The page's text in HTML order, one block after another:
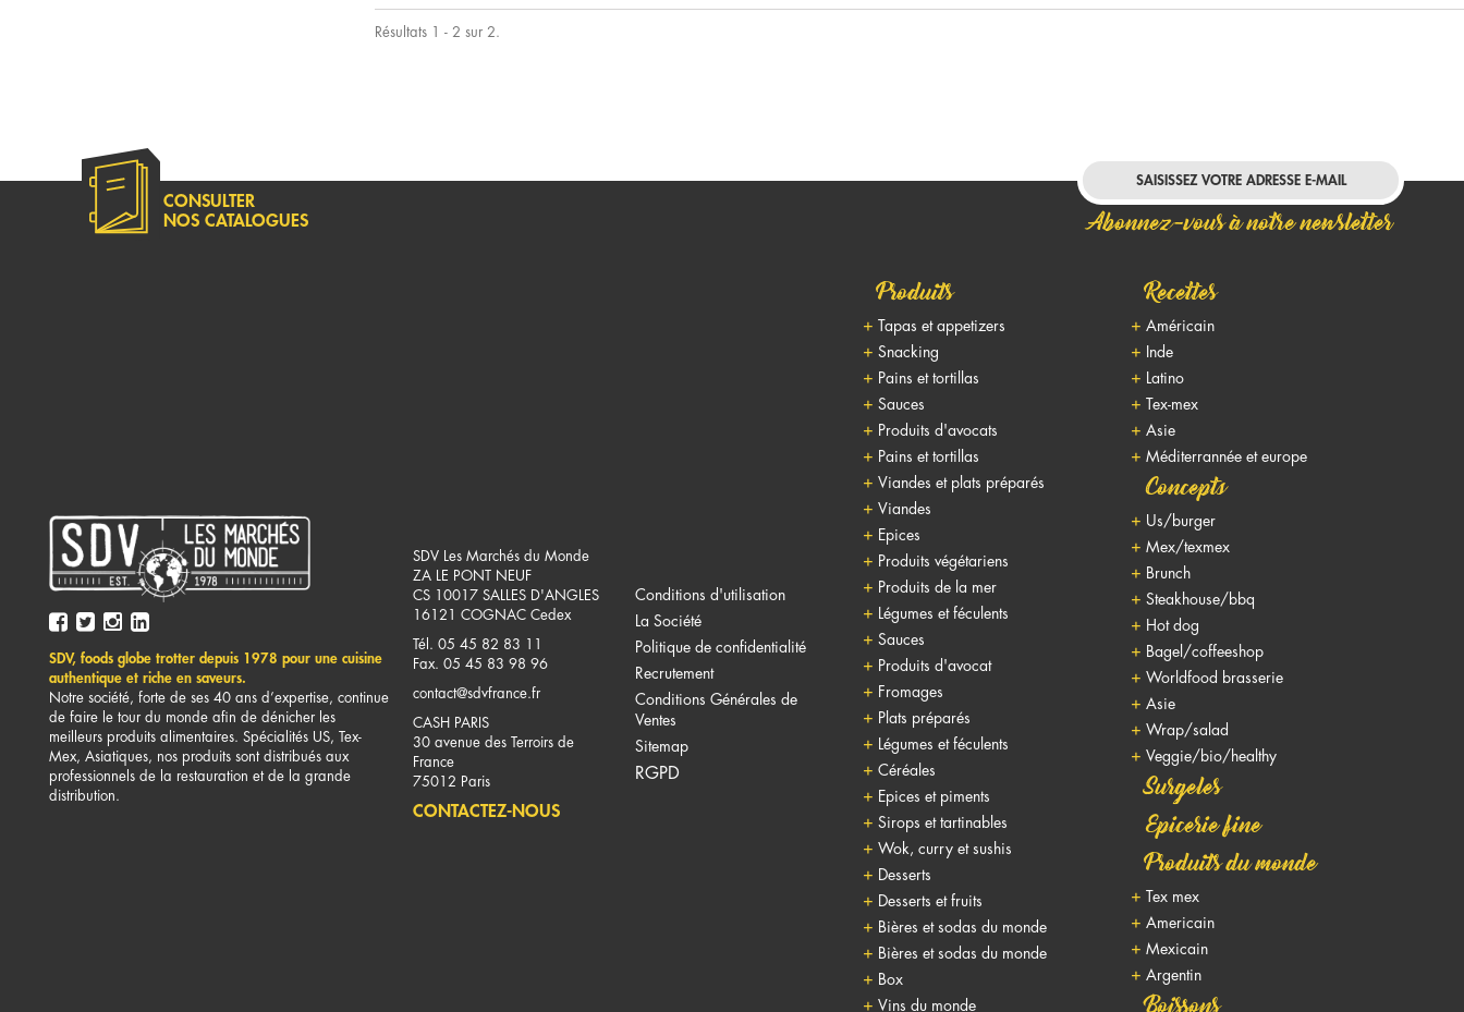
Résultats 1 - 2 sur 2.
CONSULTER
NOS CATALOGUES
Abonnez-vous à notre newsletter
SDV, foods globe trotter depuis 1978 pour une cuisine
authentique et riche en saveurs.
Notre société, forte de ses 40 ans d’expertise, continue
de faire le tour du monde afin de dénicher les
meilleurs produits alimentaires. Spécialités US, Tex-
Mex, Asiatiques, nos produits sont distribués aux
professionnels de la restauration et de la grande
distribution.
SDV Les Marchés du Monde
ZA LE PONT NEUF
CS 10017 SALLES D'ANGLES
16121
COGNAC Cedex
Tél. 05 45 82 83 11
Fax. 05 45 83 98 96
contact@sdvfrance.fr
CASH PARIS
30 avenue des Terroirs de
France
75012 Paris
CONTACTEZ-NOUS
Conditions d'utilisation
La Société
Politique de confidentialité
Recrutement
Conditions Générales de
Ventes
Sitemap
RGPD
Produits
Tapas et appetizers
Snacking
Pains et tortillas
Sauces
Produits d'avocats
Pains et tortillas
Viandes et plats préparés
Viandes
Epices
Produits végétariens
Produits de la mer
Légumes et féculents
Sauces
Produits d'avocat
Fromages
Plats préparés
Légumes et féculents
Céréales
Epices et piments
Sirops et tartinables
Wok, curry et sushis
Desserts
Desserts et fruits
Bières et sodas du monde
Bières et sodas du monde
Box
Vins du monde
Recettes
Américain
Inde
Latino
Tex-mex
Asie
Méditerrannée et europe
Concepts
Us/burger
Mex/texmex
Brunch
Steakhouse/bbq
Hot dog
Bagel/coffeeshop
Worldfood brasserie
Asie
Wrap/salad
Veggie/bio/healthy
Surgeles
Epicerie fine
Produits du monde
Tex mex
Americain
Mexicain
Argentin